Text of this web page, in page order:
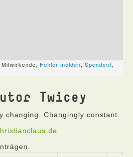
Twicey
changing. Changingly constant.